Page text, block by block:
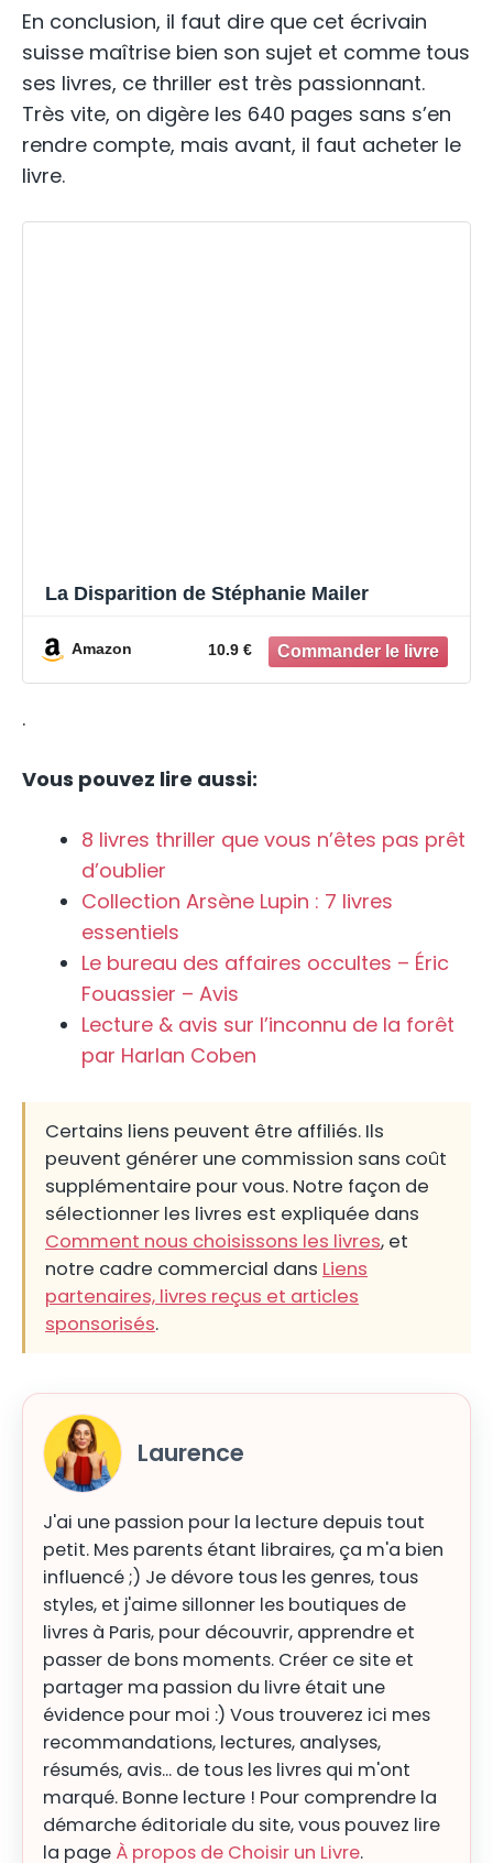
En conclusion, il faut dire que cet écrivain
suisse maîtrise bien son sujet et comme tous
ses livres, ce thriller est très passionnant.
Très vite, on digère les 640 pages sans s’en
rendre compte, mais avant, il faut acheter le
livre.
La Disparition de Stéphanie Mailer
Amazon 10.9 €
.
Vous pouvez lire aussi:
8 livres thriller que vous n’êtes pas prêt
d’oublier
Collection Arsène Lupin : 7 livres
essentiels
Le bureau des affaires occultes – Éric
Fouassier – Avis
Lecture & avis sur l’inconnu de la forêt
par Harlan Coben
Certains liens peuvent être affiliés. Ils
peuvent générer une commission sans coût
supplémentaire pour vous. Notre façon de
sélectionner les livres est expliquée dans
Comment nous choisissons les livres, et
notre cadre commercial dans Liens
partenaires, livres reçus et articles
sponsorisés.
Laurence
J'ai une passion pour la lecture depuis tout
petit. Mes parents étant libraires, ça m'a bien
influencé ;) Je dévore tous les genres, tous
styles, et j'aime sillonner les boutiques de
livres à Paris, pour découvrir, apprendre et
passer de bons moments. Créer ce site et
partager ma passion du livre était une
évidence pour moi :) Vous trouverez ici mes
recommandations, lectures, analyses,
résumés, avis... de tous les livres qui m'ont
marqué. Bonne lecture ! Pour comprendre la
démarche éditoriale du site, vous pouvez lire
la page À propos de Choisir un Livre.